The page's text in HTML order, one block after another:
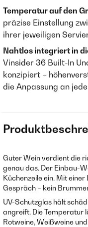
Temperatur auf den
präzise Einstellung
ihrer jeweiligen
Nahtlos integriert in
Vinsider 36 Built-In
konzipiert –
die Anpassung an
Guter Wein verdient die
genau das. Der Einbau-
Küchenzeile ein. Mit
Gespräch – kein
UV-Schutzglas hält
angreift. Die Temperatur
Rotweine, Weißweine